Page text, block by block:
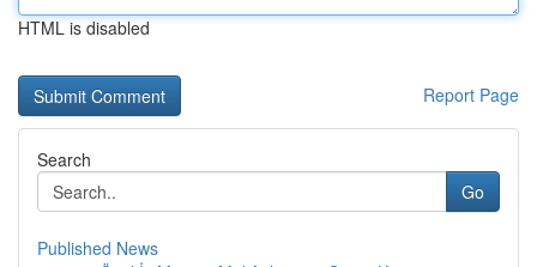
HTML is disabled
Report Page
Search
Go
Published News